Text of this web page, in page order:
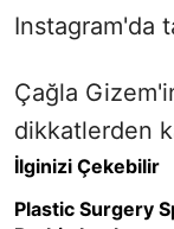
Instagram'da
Çağla
dikkatlerden